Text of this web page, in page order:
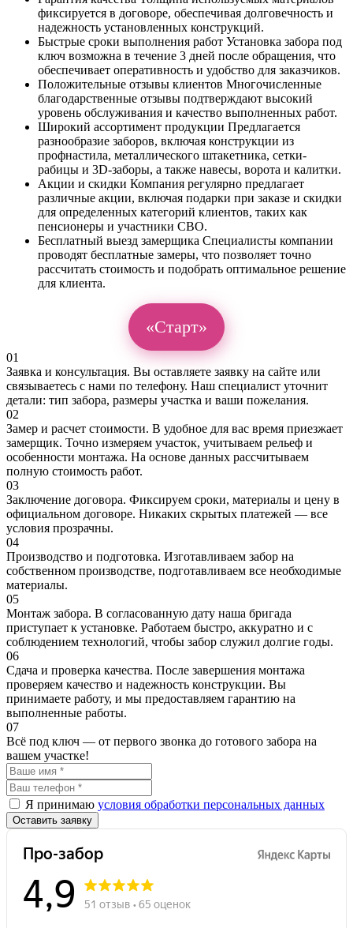
фиксируется в договоре, обеспечивая долговечность и
надежность установленных конструкций.
Быстрые сроки выполнения работ Установка забора под
ключ возможна в течение 3 дней после обращения, что
обеспечивает оперативность и удобство для заказчиков.
Положительные отзывы клиентов Многочисленные
благодарственные отзывы подтверждают высокий
уровень обслуживания и качество выполненных работ.
Широкий ассортимент продукции Предлагается
разнообразие заборов, включая конструкции из
профнастила, металлического штакетника, сетки-
рабицы и 3D-заборы, а также навесы, ворота и калитки.
Акции и скидки Компания регулярно предлагает
различные акции, включая подарки при заказе и скидки
для определенных категорий клиентов, таких как
пенсионеры и участники СВО.
Бесплатный выезд замерщика Специалисты компании
проводят бесплатные замеры, что позволяет точно
рассчитать стоимость и подобрать оптимальное решение
для клиента.
«Старт»
01
Заявка и консультация. Вы оставляете заявку на сайте или
связываетесь с нами по телефону. Наш специалист уточнит
детали: тип забора, размеры участка и ваши пожелания.
02
Замер и расчет стоимости. В удобное для вас время приезжает
замерщик. Точно измеряем участок, учитываем рельеф и
особенности монтажа. На основе данных рассчитываем
полную стоимость работ.
03
Заключение договора. Фиксируем сроки, материалы и цену в
официальном договоре. Никаких скрытых платежей — все
условия прозрачны.
04
Производство и подготовка. Изготавливаем забор на
собственном производстве, подготавливаем все необходимые
материалы.
05
Монтаж забора. В согласованную дату наша бригада
приступает к установке. Работаем быстро, аккуратно и с
соблюдением технологий, чтобы забор служил долгие годы.
06
Сдача и проверка качества. После завершения монтажа
проверяем качество и надежность конструкции. Вы
принимаете работу, и мы предоставляем гарантию на
выполненные работы.
07
Всё под ключ — от первого звонка до готового забора на
вашем участке!
Я принимаю условия обработки персональных данных
Оставить заявку